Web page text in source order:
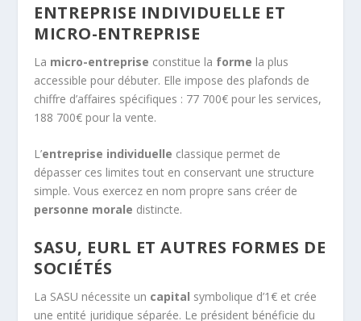
ENTREPRISE INDIVIDUELLE ET
MICRO-ENTREPRISE
La micro-entreprise constitue la forme la plus
accessible pour débuter. Elle impose des plafonds de
chiffre d’affaires spécifiques : 77 700€ pour les services,
188 700€ pour la vente.
L’entreprise individuelle classique permet de
dépasser ces limites tout en conservant une structure
simple. Vous exercez en nom propre sans créer de
personne morale distincte.
SASU, EURL ET AUTRES FORMES DE
SOCIÉTÉS
La SASU nécessite un capital symbolique d’1€ et crée
une entité juridique séparée. Le président bénéficie du